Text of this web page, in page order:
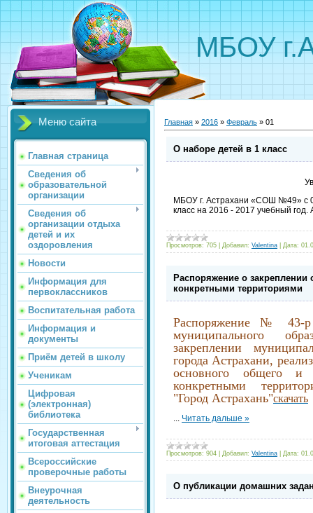
МБОУ
Меню сайта
Главная страница
Сведения об
образовательной
организации
Сведения об
организации отдыха
детей и их
оздоровления
Новости
Информация для
первоклассников
Воспитательная работа
Информация и
документы
Приём детей в школу
Ученикам
Цифровая
(электронная)
библиотека
Государственная
итоговая аттестация
Всероссийские
проверочные работы
Внеурочная
деятельность
Главная » 2016 » Февраль » 01
О наборе детей в 1 класс
МБОУ г. Астрахани «СОШ №49» с
класс на 2016 - 2017 учебный
Просмотров: 705 Добавил: Valentina Дата:
Распоряжение о закреплении
конкретными территориями
Распоряжение № 43-р
муниципального
закреплении
города Астрахани,
основного общего и
конкретными
"Город Астрахань"скачать
... Читать дальше »
Просмотров: 904 Добавил: Valentina Дата:
О публикации домашних